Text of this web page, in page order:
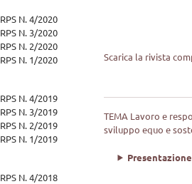
RPS N. 4/2020
RPS N. 3/2020
RPS N. 2/2020
RPS N. 1/2020
RPS N. 4/2019
RPS N. 3/2019
RPS N. 2/2019
RPS N. 1/2019
RPS N. 4/2018
Scarica la rivista
TEMA Lavoro e
sviluppo equo e
Presentazione